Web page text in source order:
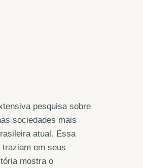
pesquisa sobre
sociedades mais
atual. Essa
em seus
mostra o